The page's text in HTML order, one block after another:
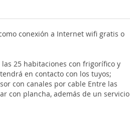
conexión a Internet wifi gratis o
25 habitaciones con frigorífico y
en contacto con los tuyos;
con canales por cable Entre las
con plancha, además de un servicio